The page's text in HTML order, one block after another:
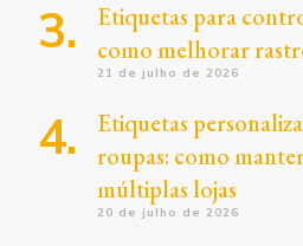
Etiquetas para
como melhorar
21 de julho de 2026
Etiquetas
roupas: como
múltiplas lojas
20 de julho de 2026